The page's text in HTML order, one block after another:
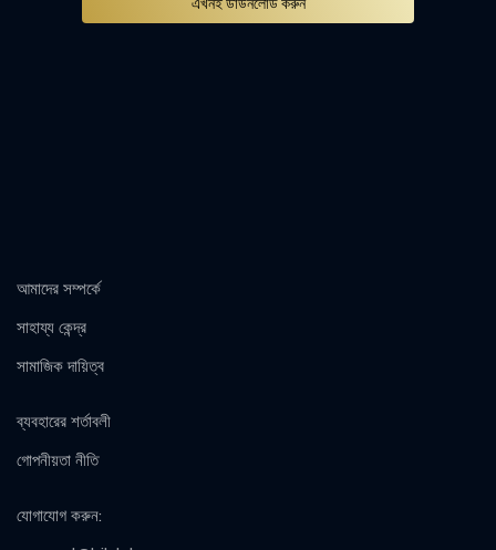
এখনই ডাউনলোড করুন
আমাদের সম্পর্কে
সাহায্য কেন্দ্র
সামাজিক দায়িত্ব
ব্যবহারের শর্তাবলী
গোপনীয়তা নীতি
যোগাযোগ করুন: